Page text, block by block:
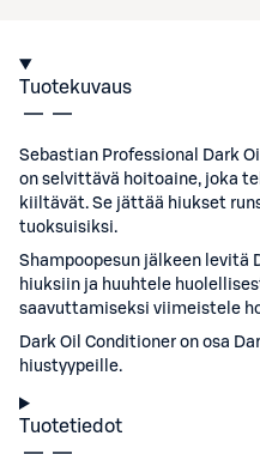
Tuotekuvaus
Sebastian Professional Dark
on selvittävä hoitoaine, joka
kiiltävät. Se jättää hiukset
tuoksuisiksi.
Shampoopesun jälkeen levitä
hiuksiin ja huuhtele
saavuttamiseksi viimeistele
Dark Oil Conditioner on osa
hiustyypeille.
Tuotetiedot